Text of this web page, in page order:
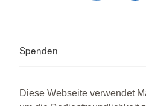
Diese Webseite verwendet
Spenden